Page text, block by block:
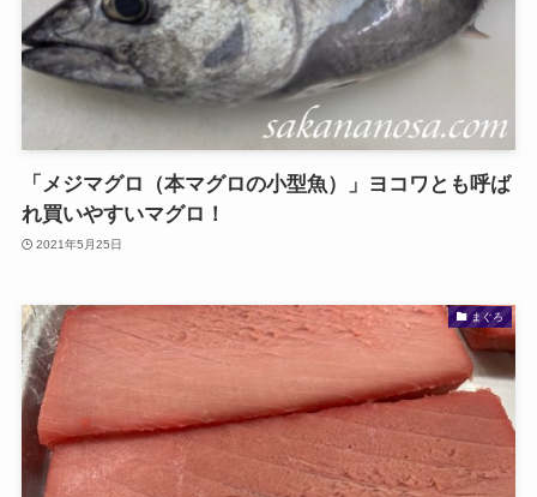
「メジマグロ（本マグロの小型魚）」ヨコワとも呼ば
れ買いやすいマグロ！
2021年5月25日
まぐろ